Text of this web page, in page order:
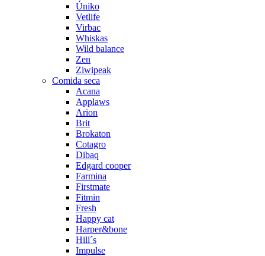
Úniko
Vetlife
Virbac
Whiskas
Wild balance
Zen
Ziwipeak
Comida seca
Acana
Applaws
Arion
Brit
Brokaton
Cotagro
Dibaq
Edgard cooper
Farmina
Firstmate
Fitmin
Fresh
Happy cat
Harper&bone
Hill´s
Impulse